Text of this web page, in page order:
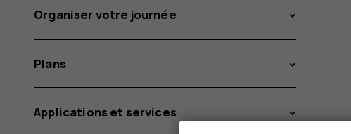
Organiser votre journée
Plans
Applications et services